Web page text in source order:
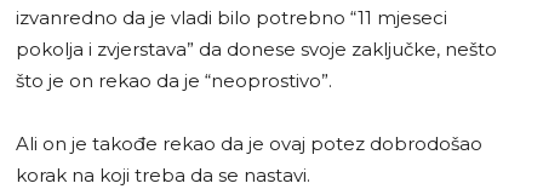
izvanredno da je vladi bilo potrebno “11 mjeseci
pokolja i zvjerstava” da donese svoje zaključke, nešto
što je on rekao da je “neoprostivo”.
Ali on je takođe rekao da je ovaj potez dobrodošao
korak na koji treba da se nastavi.